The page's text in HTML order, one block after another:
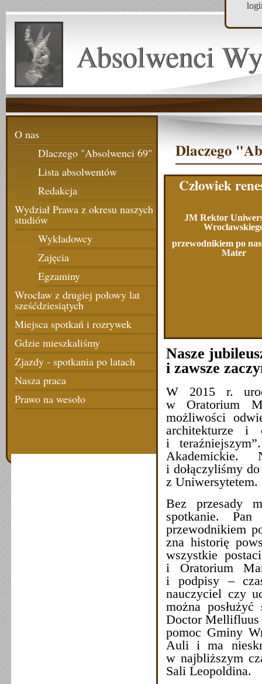
Absolwenci
O nas
Dlaczego "Absolwenci 69"
Lista absolwentów
Redakcja
Wydział Prawa z okresu naszych
studiów
Wykładowcy
Zajęcia
Egzaminy
Wrocław z drugiej połowy lat
sześćdziesiątych
Miejsca spotkań i rozrywek
Gdzie mieszkaliśmy
Zjazdy - spotkania po latach
Nasza praca
Prawo na wesoło
Dlaczego
Człowiek
JM Rektor
przewodnikiem po
Mater
Nasze
i zawsze
W 2015 r.
w Oratorium
możliwości
architekturze i
i
Akademickie.
i dołączyliśmy
z Uniwersytetem.
Bez przesady
spotkanie.
przewodnikiem
zna historię
wszystkie
i Oratorium
i podpisy –
nauczyciel czy
można
Doctor Mellifluus
pomoc Gminy
Auli i ma
w najbliższym
Sali Leopoldina.